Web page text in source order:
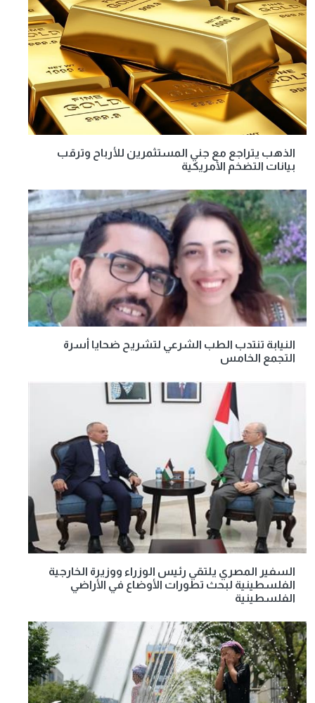
الذهب يتراجع مع جني المستثمرين للأرباح وترقب
بيانات التضخم الأمريكية
النيابة تنتدب الطب الشرعي لتشريح ضحايا أسرة
التجمع الخامس
السفير المصري يلتقي رئيس الوزراء ووزيرة الخارجية
الفلسطينية لبحث تطورات الأوضاع في الأراضي
الفلسطينية